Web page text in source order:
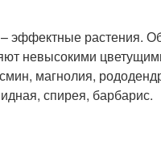
эффектные растения.
невысокими
магнолия,
спирея, барбарис.